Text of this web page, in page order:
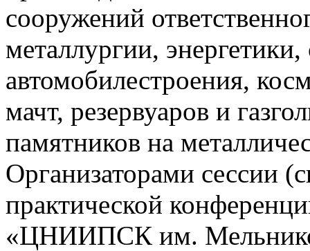
сооружений
металлургии,
автомобилестроения,
мачт, резервуаров и
памятников на
Организаторами
практической
«ЦНИИПСК им.